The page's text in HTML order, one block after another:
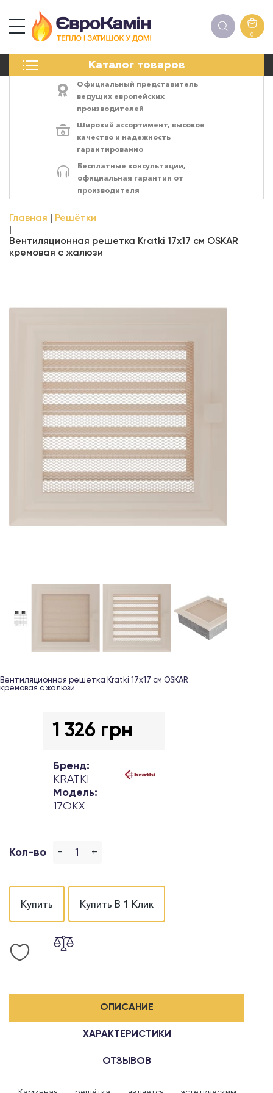
0
Каталог товаров
ПЕЧИ
ЭЛЕКТРОКАМИН
АКСЕССУАРЫ
ЭНЕРГОСИСТЕМЫ
Официальный представитель
ведущих европейских
производителей
Широкий ассортимент, высокое
качество и надежность
гарантированно
Бесплатные консультации,
официальная гарантия от
производителя
Главная Решётки
Вентиляционная решетка Kratki 17x17 см OSKAR
кремовая с жалюзи
Вентиляционная решетка Kratki 17х17 см OSKAR
кремовая с жалюзи
1 326 грн
Бренд:
KRATKI
Модель:
17OKX
Кол-во - +
Купить Купить В 1 Клик
ОПИСАНИЕ
ХАРАКТЕРИСТИКИ
ОТЗЫВОВ